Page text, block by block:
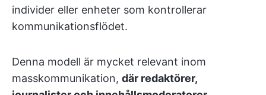
individer eller enheter som kontrollerar
kommunikationsflödet.
Denna modell är mycket relevant inom
masskommunikation, där redaktörer,